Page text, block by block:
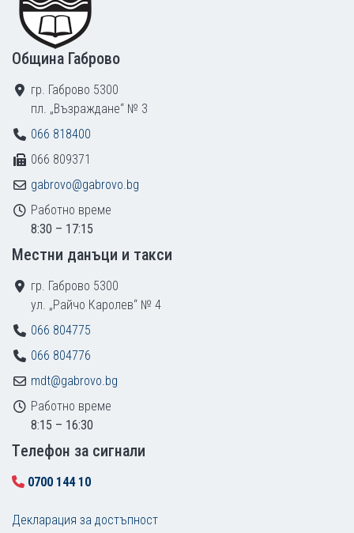
Община Габрово
гр. Габрово 5300
пл. „Възраждане“ № 3
066 818400
066 809371
gabrovo@gabrovo.bg
Работно време
8:30 – 17:15
Местни данъци и такси
гр. Габрово 5300
ул. „Райчо Каролев“ № 4
066 804775
066 804776
mdt@gabrovo.bg
Работно време
8:15 – 16:30
Tелефон за сигнали
0700 144 10
Декларация за достъпност